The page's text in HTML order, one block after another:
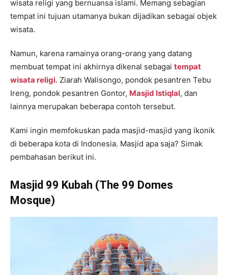
wisata religi yang bernuansa islami. Memang sebagian
tempat ini tujuan utamanya bukan dijadikan sebagai objek
wisata.
Namun, karena ramainya orang-orang yang datang
membuat tempat ini akhirnya dikenal sebagai tempat
wisata religi. Ziarah Walisongo, pondok pesantren Tebu
Ireng, pondok pesantren Gontor, Masjid Istiqlal, dan
lainnya merupakan beberapa contoh tersebut.
Kami ingin memfokuskan pada masjid-masjid yang ikonik
di beberapa kota di Indonesia. Masjid apa saja? Simak
pembahasan berikut ini.
Masjid 99 Kubah (The 99 Domes
Mosque)